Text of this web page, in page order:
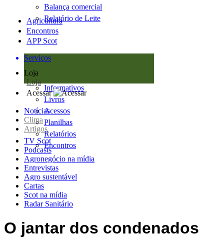
Balança comercial
Relatório de Leite
Agricultura
Encontros
APP Scot
Serviços
Loja
Loja
Informativos
Livros
Acessos
Planilhas
Relatórios
Encontros
Acessar
Notícias
Clima
Artigos
TV Scot
Podcasts
Agronegócio na mídia
Entrevistas
Agro sustentável
Cartas
Scot na mídia
Radar Sanitário
O jantar dos condenados